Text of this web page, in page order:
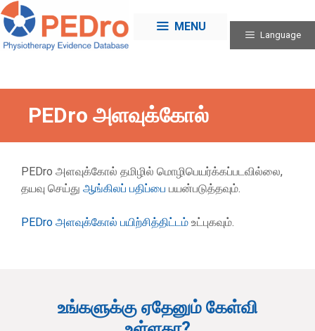
Skip
to
content
MENU
Language
PEDro அளவுக்கோல்
PEDro அளவுக்கோல் தமிழில் மொழிபெயர்க்கப்படவில்லை,
தயவு செய்து ஆங்கிலப் பதிப்பை பயன்படுத்தவும்.
PEDro அளவுக்கோல் பயிற்சித்திட்டம் உட்புகவும்.
உங்களுக்கு ஏதேனும் கேள்வி